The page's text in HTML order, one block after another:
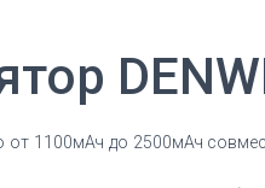
1100мАч до 2500мАч